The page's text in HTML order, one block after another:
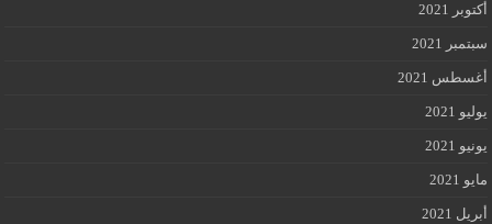
أكتوبر 2021
سبتمبر 2021
أغسطس 2021
يوليو 2021
يونيو 2021
مايو 2021
أبريل 2021